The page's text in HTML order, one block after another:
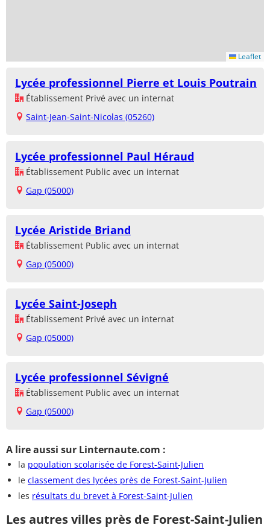
Leaflet
Lycée professionnel Pierre et Louis Poutrain
Établissement Privé avec un internat
Saint-Jean-Saint-Nicolas (05260)
Lycée professionnel Paul Héraud
Établissement Public avec un internat
Gap (05000)
Lycée Aristide Briand
Établissement Public avec un internat
Gap (05000)
Lycée Saint-Joseph
Établissement Privé avec un internat
Gap (05000)
Lycée professionnel Sévigné
Établissement Public avec un internat
Gap (05000)
A lire aussi sur Linternaute.com :
la population scolarisée de Forest-Saint-Julien
le classement des lycées près de Forest-Saint-Julien
les résultats du brevet à Forest-Saint-Julien
Les autres villes près de Forest-Saint-Julien